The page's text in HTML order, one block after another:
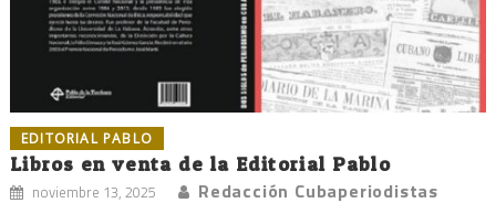
EDITORIAL PABLO
Libros en venta de la Editorial Pablo
noviembre 13, 2025 Redacción Cubaperiodistas